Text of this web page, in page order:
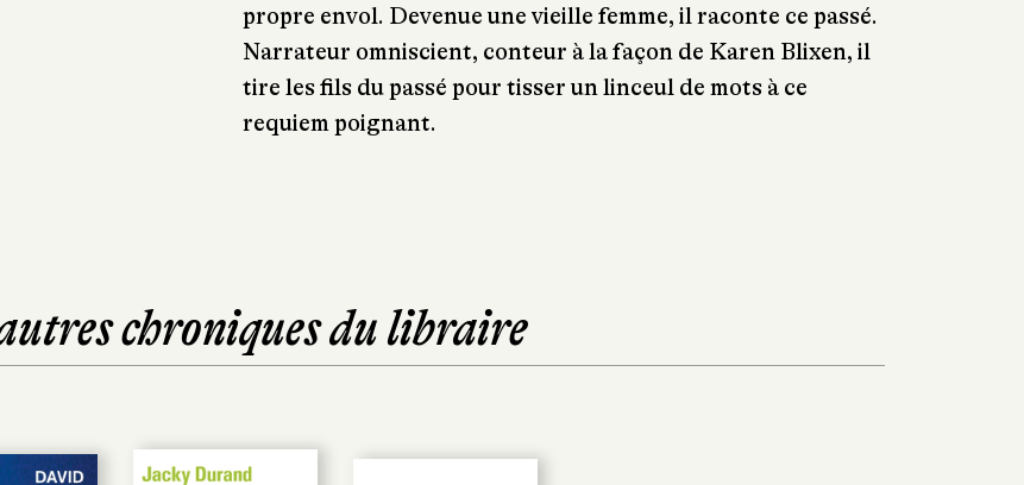
propre envol. Devenue une vieille femme, il raconte ce passé.
Narrateur omniscient, conteur à la façon de Karen Blixen, il
tire les fils du passé pour tisser un linceul de mots à ce
requiem poignant.
chroniques du libraire